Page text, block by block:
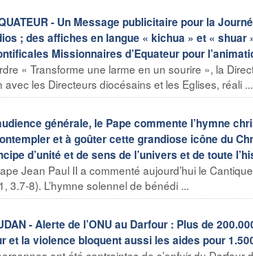
- Un Message publicitaire pour la
; des affiches en langue « kichua » et «
Missionnaires d’Equateur pour
« Transforme une larme en un sourire », la
avec les Directeurs diocésains et les Eglises, réali ...
générale, le Pape commente l’hymne
et à goûter cette grandiose icône du
d’unité et de sens de l’univers et de toute
Jean Paul II a commenté aujourd’hui le
3.7-8). L’hymne solennel de bénédi ...
- Alerte de l’ONU au Darfour : Plus de
et la violence bloquent aussi les aides pour